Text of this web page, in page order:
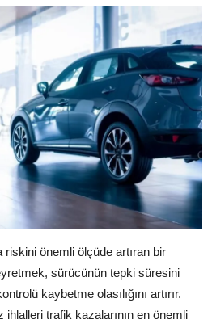
riskini önemli ölçüde artıran bir
sürücünün tepki süresini
kaybetme olasılığını artırır.
ihlalleri trafik kazalarının en önemli